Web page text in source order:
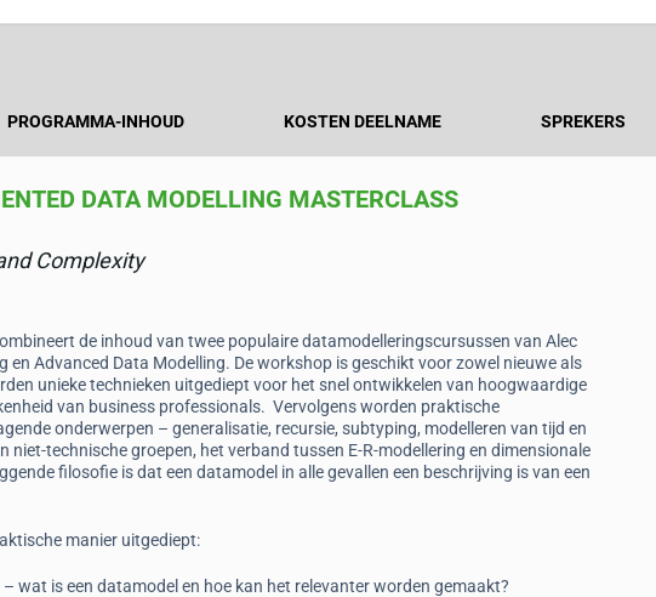
PROGRAMMA-INHOUD KOSTEN DEELNAME SPREKERS
DATA MODELLING MASTERCLASS
Complexity
de inhoud van twee populaire datamodelleringscursussen van Alec
en Advanced Data Modelling. De workshop is geschikt voor zowel nieuwe als
unieke technieken uitgediept voor het snel ontwikkelen van hoogwaardige
van business professionals. Vervolgens worden praktische
onderwerpen – generalisatie, recursie, subtyping, modelleren van tijd en
niet-technische groepen, het verband tussen E-R-modellering en dimensionale
filosofie is dat een datamodel in alle gevallen een beschrijving is van een
manier uitgediept:
wat is een datamodel en hoe kan het relevanter worden gemaakt?